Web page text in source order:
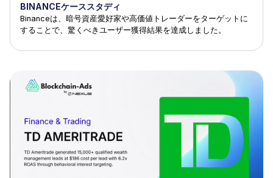
BINANCEケーススタディ
Binanceは、暗号資産愛好家や高価値トレーダーをターゲットに
することで、驚くべきユーザー獲得結果を達成しました。